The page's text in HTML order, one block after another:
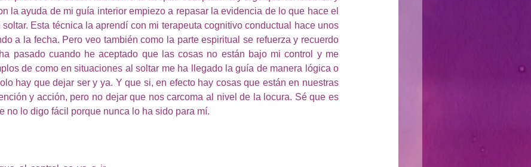
la ayuda de mi guía interior empiezo a repasar la evidencia de lo que hace el
Esta técnica la aprendí con mi terapeuta cognitivo conductual hace unos
a la fecha. Pero veo también como la parte espiritual se refuerza y recuerdo
pasado cuando he aceptado que las cosas no están bajo mi control y me
de como en situaciones al soltar me ha llegado la guía de manera lógica o
hay que dejar ser y ya. Y que si, en efecto hay cosas que están en nuestras
y acción, pero no dejar que nos carcoma al nivel de la locura. Sé que es
no lo digo fácil porque nunca lo ha sido para mí.